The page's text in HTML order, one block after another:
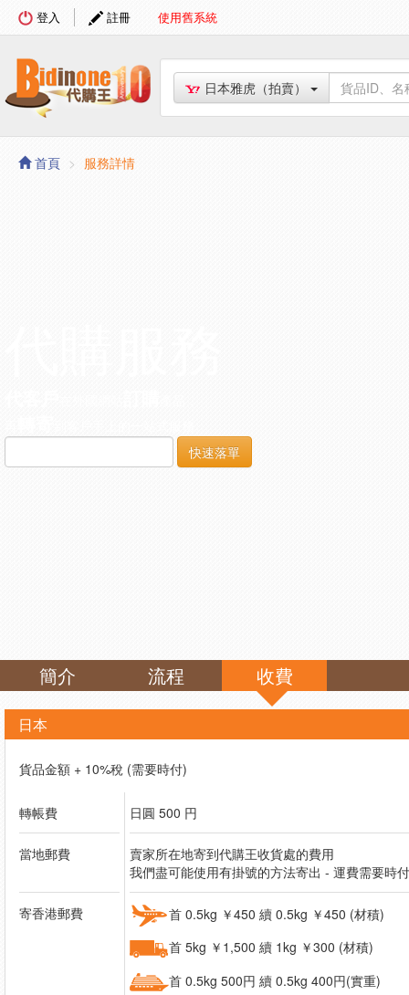
登入 註冊 使用舊系統
日本雅虎（拍賣）
首頁 服務詳情
快速落單
簡介 流程 收費
日本
貨品金額 + 10%稅 (需要時付)
轉帳費
當地郵費
寄香港郵費
日圓 500 円
賣家所在地寄到代購王收貨處的費用
我們盡可能使用有掛號的方法寄出 - 運費需要時付
首 0.5kg ￥450 續 0.5kg ￥450 (材積)
首 5kg ￥1,500 續 1kg ￥300 (材積)
首 0.5kg 500円 續 0.5kg 400円(實重)